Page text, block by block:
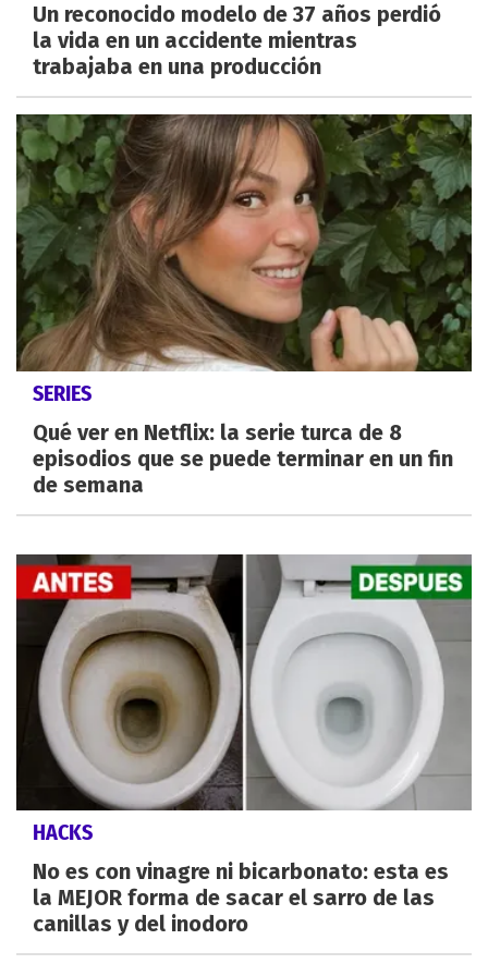
Un reconocido modelo de 37 años perdió
la vida en un accidente mientras
trabajaba en una producción
SERIES
Qué ver en Netflix: la serie turca de 8
episodios que se puede terminar en un fin
de semana
HACKS
No es con vinagre ni bicarbonato: esta es
la MEJOR forma de sacar el sarro de las
canillas y del inodoro